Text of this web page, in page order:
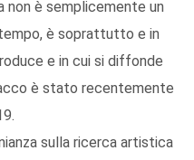
non è semplicemente un
è soprattutto e in
e in cui si diffonde
è stato recentemente
sulla ricerca artistica